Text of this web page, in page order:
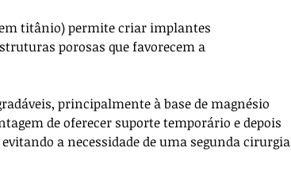
titânio) permite criar implantes
porosas que favorecem a
principalmente à base de magnésio
de oferecer suporte temporário e depois
a necessidade de uma segunda cirurgia